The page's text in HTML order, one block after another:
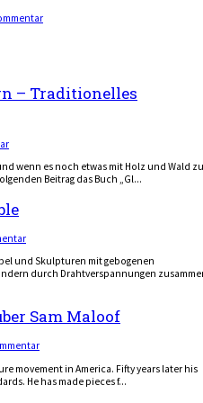
– Traditionelles
wenn es noch etwas mit Holz und Wald zu
Beitrag das Buch „Gl...
und Skulpturen mit gebogenen
durch Drahtverspannungen
Sam Maloof
movement in America. Fifty years later his
He has made pieces f...